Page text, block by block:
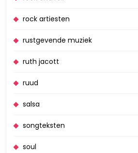
rock artiesten
rustgevende muziek
ruth jacott
ruud
salsa
songteksten
soul